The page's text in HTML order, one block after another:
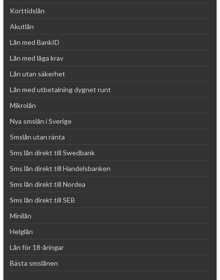
Korttidslån
Akutlån
Lån med BankID
Lån med låga krav
Lån utan säkerhet
Lån med utbetalning dygnet runt
Mikrolån
Nya smslån i Sverige
Smslån utan ränta
Sms lån direkt till Swedbank
Sms lån direkt till Handelsbanken
Sms lån direkt till Nordea
Sms lån direkt till SEB
Minilån
Helglån
Lån för 18-åringar
Bästa smslånen